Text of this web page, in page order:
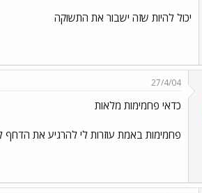
יכול להיות שזה ישבור את התשוקה
27/4/04
כדאי פחמימות מלאות
פחמימות באמת עוזרות לי להרגיע את הדחף